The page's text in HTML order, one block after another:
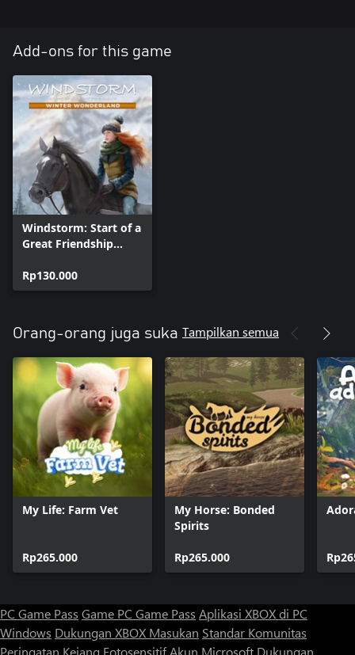
Add-ons for this game
Windstorm: Start of a
Great Friendship
Wonderland
Rp130.000
Orang-orang juga suka Tampilkan semua
My Life: Farm Vet
Rp265.000
My Horse: Bonded
Spirits
Rp265.000
PC Game Pass Game PC Game Pass Aplikasi XBOX di PC
Windows Dukungan XBOX Masukan Standar Komunitas
Peringatan Kejang Fotosensitif Akun Microsoft Dukungan